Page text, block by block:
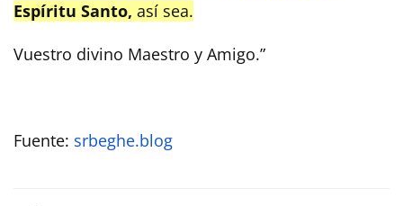
Espíritu Santo, así sea.
Vuestro divino Maestro y Amigo.”
Fuente: srbeghe.blog